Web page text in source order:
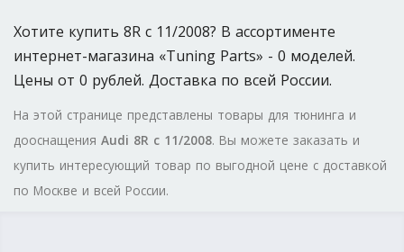
Хотите купить 8R с 11/2008? В ассортименте
интернет-магазина «Tuning Parts» - 0 моделей.
Цены от 0 рублей. Доставка по всей России.
На этой странице представлены товары для тюнинга и
дооснащения Audi 8R с 11/2008. Вы можете заказать и
купить интересующий товар по выгодной цене с доставкой
по Москве и всей России.